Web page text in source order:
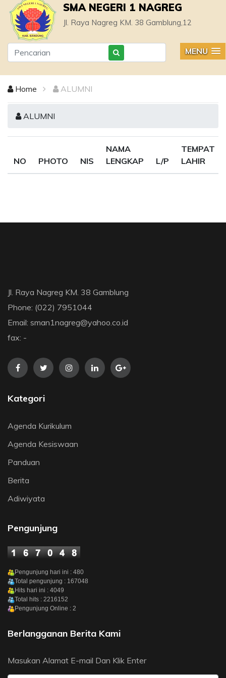
SMA NEGERI 1 NAGREG
Jl. Raya Nagreg KM. 38 Gamblung,12
MENU
Home ALUMNI
ALUMNI
NO PHOTO NIS
NAMA
LENGKAP
L/P
TEMPAT
LAHIR
Jl. Raya Nagreg KM. 38 Gamblung
Phone: (022) 7951044
Email: sman1nagreg@yahoo.co.id
fax: -
Kategori
Agenda Kurikulum
Agenda Kesiswaan
Panduan
Berita
Adiwiyata
Pengunjung
Pengunjung hari ini : 480
Total pengunjung : 167048
Hits hari ini : 4049
Total hits : 2216152
Pengunjung Online : 2
Berlangganan Berita Kami
Masukan Alamat E-mail Dan Klik Enter